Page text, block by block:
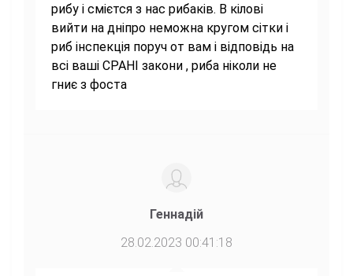
рибу і смієтся з нас рибаків. В кілові
вийти на дніпро неможна кругом сітки і
риб інспекція поруч от вам і відповідь на
всі ваші СРАНІ закони , риба ніколи не
гниє з фоста
Геннадій
28.02.2023 00:41:18